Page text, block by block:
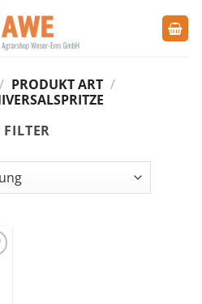
/ PRODUKT ART /
FILTER